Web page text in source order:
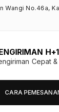
Wangi No.46a,
H+1
Cepat
CARA